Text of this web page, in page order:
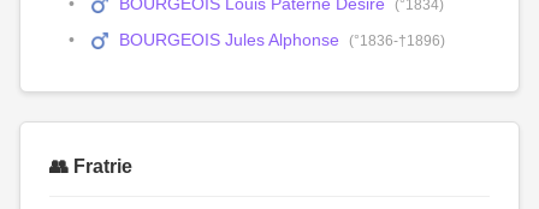
(°1834)
BOURGEOIS Jules Alphonse (°1836-†1896)
👥 Fratrie